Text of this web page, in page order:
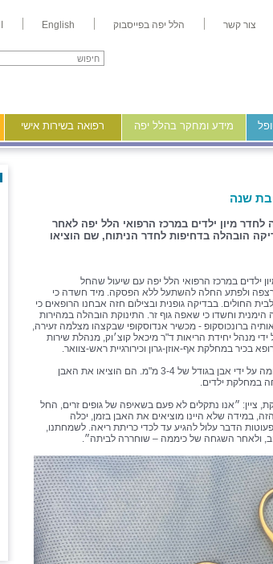
צור קשר הלל יפה בפייסבוק English
מידע ומחקר בהלל יפה רפואה בשירות אישי
בת שנה
מיון ילדים במרכז הרפואי הלל יפה לאחר
הובהלה בדחיפות לחדר הניתוח, שם הוציאו
ילדים במרכז הרפואי הלל יפה עם שיעול שהחל
ולפתע החלה להשתעל ללא הפסקה. מיד חשדה כי
החולים. בבדיקה גופנית ובצילום חזה אבחנו הרופאים כי
וחשדו כי שאפה גוף זר. התינוקת הובהלה במהירות
ברונכוסקופ - מכשיר אנדוסקופי שבקצהו מצלמה זעירה,
מנהל יחידת הריאות ד"ר מיכאל קוצ׳וק, מנהלת שירות
בכיר במחלקת אף-אוזן-גרון וכירורגיית ראש-צוואר.
הרופאים הופתעו לגלות הריאה השמאלית חסומה על ידי אבן בגודל של 3-4 מ"מ. הם הוציאו את האבן
במחלקת ילדים.
ציין: ״אנו נתקלים לא פעם בשאיפה של גופים זרים, החל
במידה שלא היינו מוציאים את האבן בזמן, יכלה
הדבר עלול להגיע עד לכדי כריתת ריאה. לשמחתנו,
ולאחר השגחה של כיממה – שוחררה לביתה״.